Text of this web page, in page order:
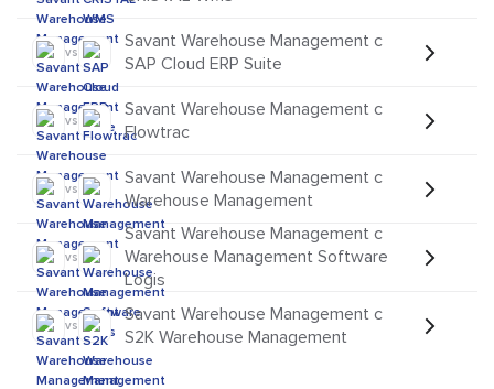
vs
Savant Warehouse Management с
SAP Cloud ERP Suite
vs
Savant Warehouse Management с
Flowtrac
vs
Savant Warehouse Management с
Warehouse Management
vs
Savant Warehouse Management с
Warehouse Management Software
Logis
vs
Savant Warehouse Management с
S2K Warehouse Management